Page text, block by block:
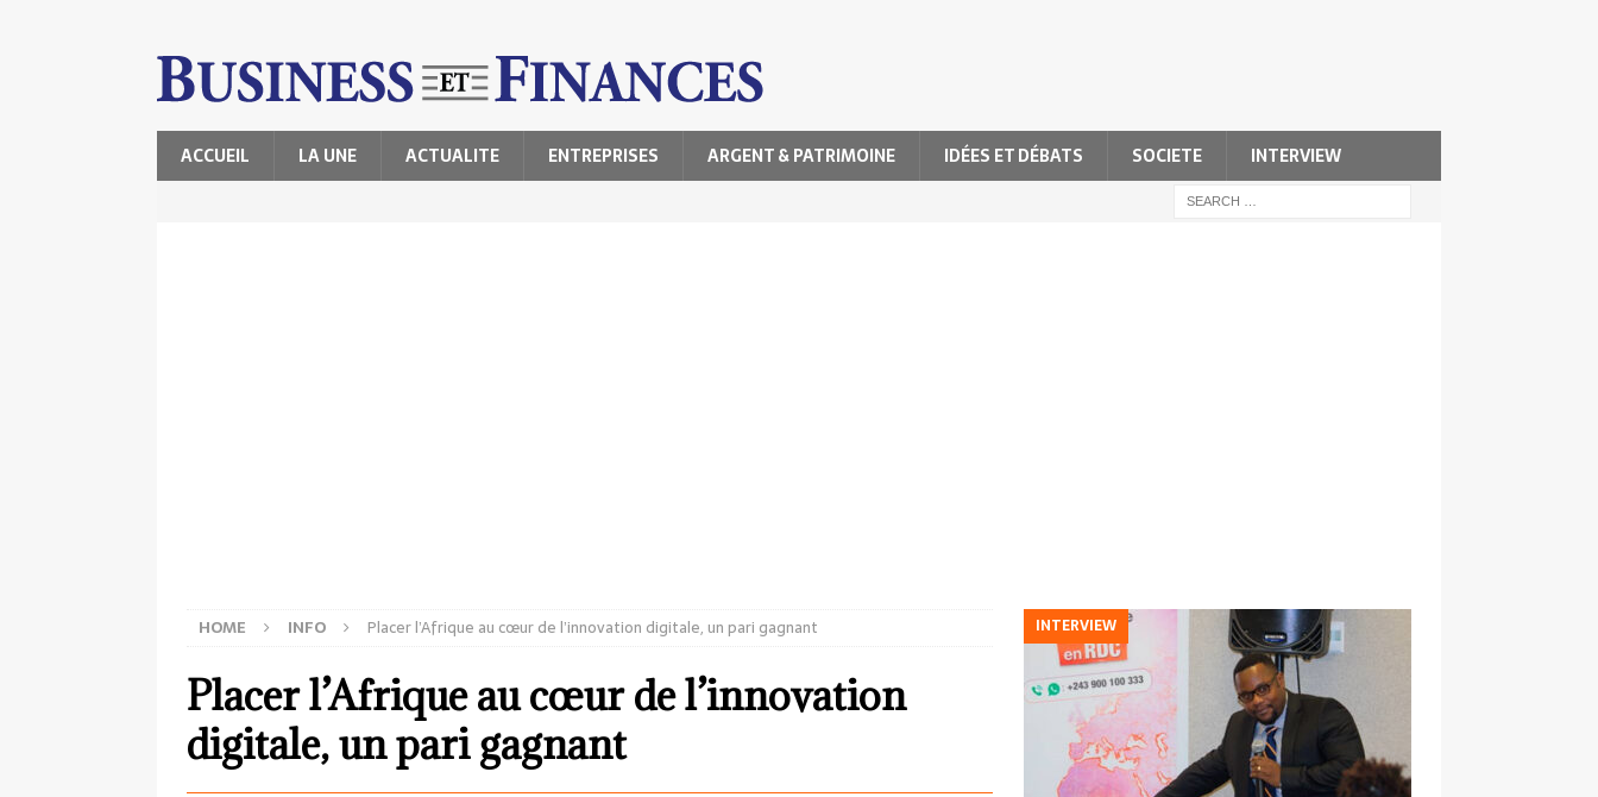
ACCUEIL LA UNE ACTUALITE ENTREPRISES ARGENT & PATRIMOINE IDÉES ET DÉBATS SOCIETE INTERVIEW
HOME INFO Placer l’Afrique au cœur de l’innovation digitale, un pari gagnant
Placer l’Afrique au cœur de l’innovation
digitale, un pari gagnant
INTERVIEW